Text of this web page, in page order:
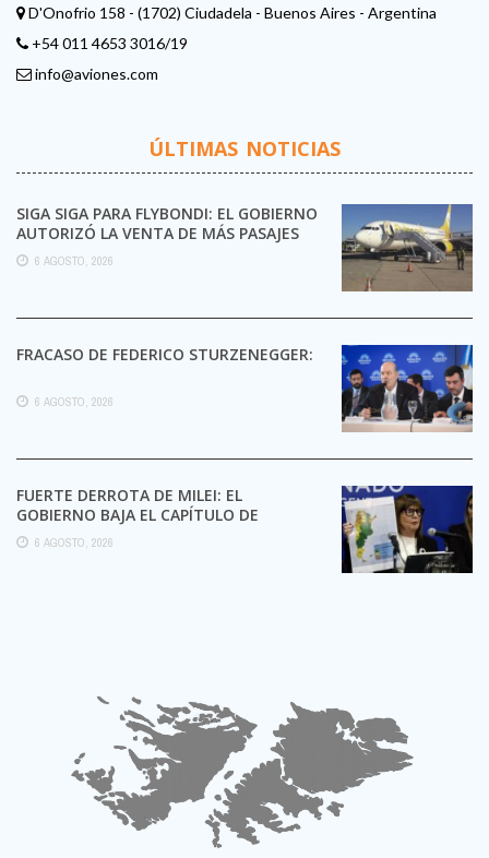
D'Onofrio 158 - (1702) Ciudadela - Buenos Aires - Argentina
+54 011 4653 3016/19
info@aviones.com
ÚLTIMAS NOTICIAS
SIGA SIGA PARA FLYBONDI: EL GOBIERNO
AUTORIZÓ LA VENTA DE MÁS PASAJES
6 AGOSTO, 2026
FRACASO DE FEDERICO STURZENEGGER:
6 AGOSTO, 2026
FUERTE DERROTA DE MILEI: EL
GOBIERNO BAJA EL CAPÍTULO DE
EXTRANJERIZACIÓN DE TIERRAS
6 AGOSTO, 2026